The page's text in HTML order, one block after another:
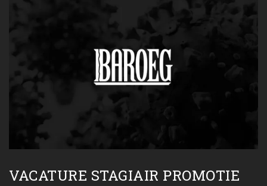
VACATURE STAGIAIR PROMOTIE